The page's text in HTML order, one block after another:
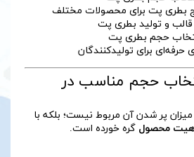
بطری پت برای محصولات مختلف
و تولید بطری پت
حجم بطری پت
حرفه‌ای برای تولیدکنندگان
انتخاب حجم مناسب در
پر شدن آن مربوط نیست؛ بلکه با
محصول گره خورده است.